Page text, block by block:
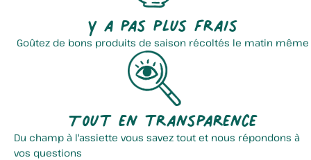
Y a pas plus frais
Goûtez de bons produits de saison récoltés le matin même
Tout en transparence
Du champ à l'assiette vous savez tout et nous répondons à
vos questions